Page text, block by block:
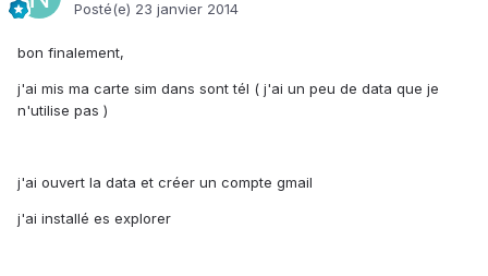
Posté(e) 23 janvier 2014
bon finalement,
j'ai mis ma carte sim dans sont tél ( j'ai un peu de data que je
n'utilise pas )
j'ai ouvert la data et créer un compte gmail
j'ai installé es explorer